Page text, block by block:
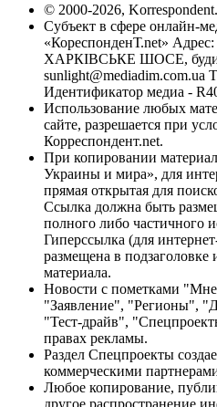
© 2000-2026,
Субъект в сфере онлайн-
«КореспонденТ.net» Адрес:
ХАРКІВСЬКЕ ШОСЕ,
sunlight@mediadim.com.ua
Идентификатор медиа -
Использование любых
сайте, разрешается при
Корреспондент.net.
При копировании
Украины и мира», для
прямая открытая для
Ссылка должна быть
полного либо частичного
Гиперссылка (для
размещена в подзаголовке
материала.
Новости с пометками
"Заявление", "Регионы",
"Тест-драйв",
правах рекламы.
Раздел Спецпроекты
коммерческими
Любое копирование,
другое распространение